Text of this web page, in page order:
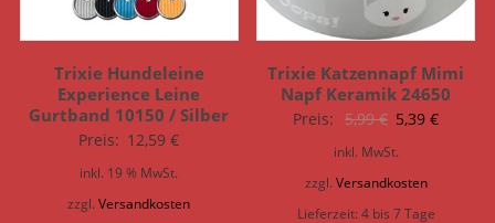
Trixie Hundeleine
Experience Leine
Gurtband 10150 / Silber
Preis: 12,59€
inkl. 19 % MwSt.
zzgl.Versandkosten
Trixie Katzennapf Mimi
Napf Keramik 24650
Preis: 5,99€
Preis
5,39€
inkl. MwSt.
zzgl. Versandkosten
Lieferzeit:4 bis 7 Tage